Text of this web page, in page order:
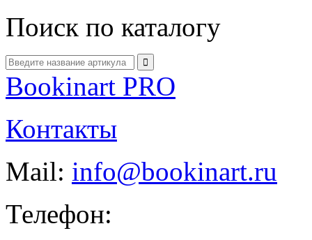
Поиск по каталогу
Bookinart PRO
Контакты
Mail: info@bookinart.ru
Телефон: